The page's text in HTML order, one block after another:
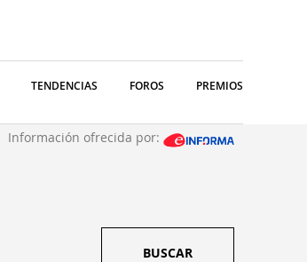
TENDENCIAS FOROS PREMIOS
Información ofrecida por:
BUSCAR